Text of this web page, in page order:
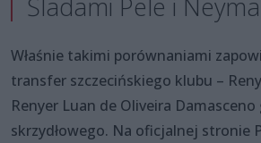
Śladami Pele i
Właśnie takimi porównaniami
transfer szczecińskiego klubu –
Renyer Luan de Oliveira
skrzydłowego. Na oficjalnej stronie